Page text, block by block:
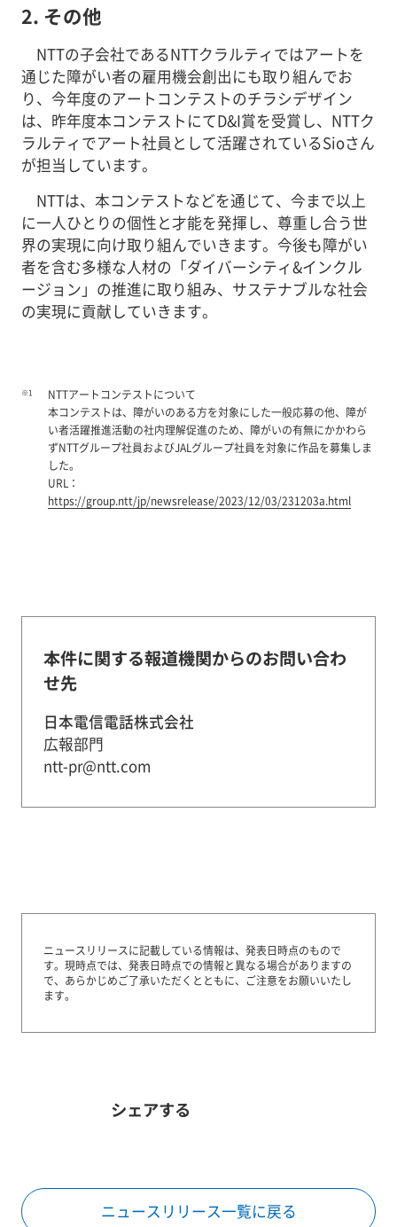
2. その他
NTTの子会社であるNTTクラルティではアートを
通じた障がい者の雇用機会創出にも取り組んでお
り、今年度のアートコンテストのチラシデザイン
は、昨年度本コンテストにてD&I賞を受賞し、NTTク
ラルティでアート社員として活躍されているSioさん
が担当しています。
NTTは、本コンテストなどを通じて、今まで以上
に一人ひとりの個性と才能を発揮し、尊重し合う世
界の実現に向け取り組んでいきます。今後も障がい
者を含む多様な人材の「ダイバーシティ&インクル
ージョン」の推進に取り組み、サステナブルな社会
の実現に貢献していきます。
※1
NTTアートコンテストについて
本コンテストは、障がいのある方を対象にした一般応募の他、障が
い者活躍推進活動の社内理解促進のため、障がいの有無にかかわら
ずNTTグループ社員およびJALグループ社員を対象に作品を募集しま
した。
URL：
https://group.ntt/jp/newsrelease/2023/12/03/231203a.html
本件に関する報道機関からのお問い合わ
せ先
日本電信電話株式会社
広報部門
ntt-pr@ntt.com
ニュースリリースに記載している情報は、発表日時点のもので
す。 現時点では、発表日時点での情報と異なる場合がありますの
で、あらかじめご了承いただくとともに、ご注意をお願いいたし
ます。
シェアする
ニュースリリース一覧に戻る